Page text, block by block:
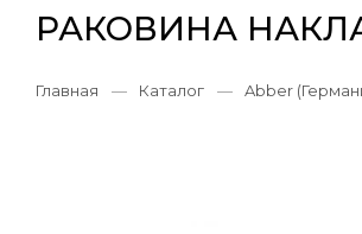
РАКОВИНА
Главная — Каталог — Abber